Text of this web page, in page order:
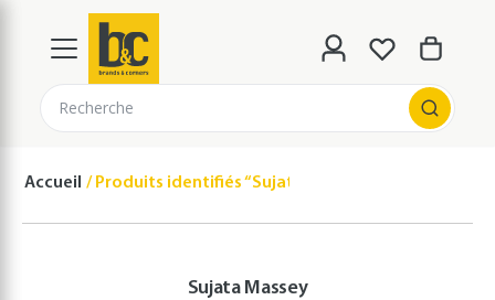
Recherche
Accueil Produits identifiés “Sujata Massey”
Sujata Massey